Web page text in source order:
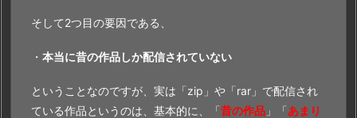
そして2つ目の要因である、
・ 本当に昔の作品しか配信されていない
ということなのですが、実は「zip」や「rar」で配信され
ている作品というのは、基本的に、「昔の作品 」「あまり